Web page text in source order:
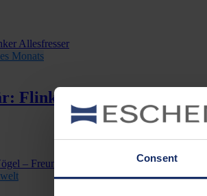
Consent
Monats
Flinker Allesfresser